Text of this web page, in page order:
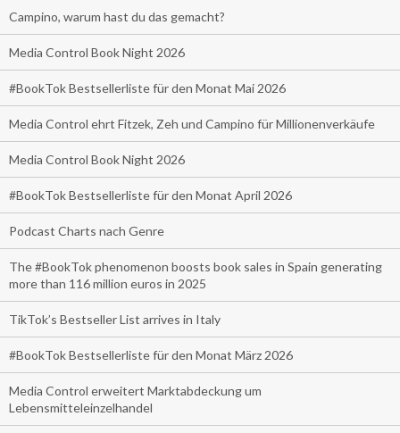
Campino, warum hast du das gemacht?
Media Control Book Night 2026
#BookTok Bestsellerliste für den Monat Mai 2026
Media Control ehrt Fitzek, Zeh und Campino für Millionenverkäufe
Media Control Book Night 2026
#BookTok Bestsellerliste für den Monat April 2026
Podcast Charts nach Genre
The #BookTok phenomenon boosts book sales in Spain generating
more than 116 million euros in 2025
TikTok’s Bestseller List arrives in Italy
#BookTok Bestsellerliste für den Monat März 2026
Media Control erweitert Marktabdeckung um
Lebensmitteleinzelhandel